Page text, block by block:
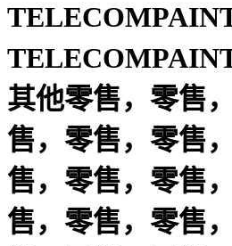
其他零售，零售
售，零售，零售
售，零售，零售
售，零售，零售